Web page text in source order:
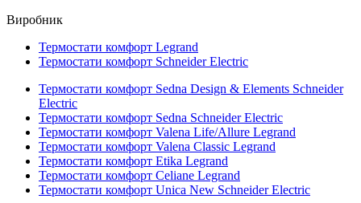
Виробник
Термостати комфорт Legrand
Термостати комфорт Schneider Electric
Термостати комфорт Sedna Design & Elements Schneider
Electric
Термостати комфорт Sedna Schneider Electric
Термостати комфорт Valena Life/Allure Legrand
Термостати комфорт Valena Classic Legrand
Термостати комфорт Etika Legrand
Термостати комфорт Celiane Legrand
Термостати комфорт Unica New Schneider Electric